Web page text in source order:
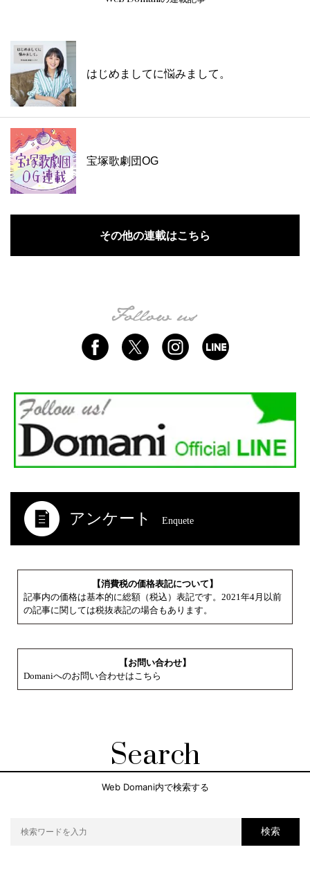
はじめましてに悩みまして。
宝塚歌劇団OG
その他の連載はこちら
アンケート Enquete
【消費税の価格表記について】
記事内の価格は基本的に総額（税込）表記です。2021年4月以前
の記事に関しては税抜表記の場合もあります。
【お問い合わせ】
Domaniへのお問い合わせはこちら
Search
Web Domani内で検索する
検索